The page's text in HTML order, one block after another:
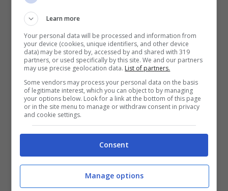
Soldi per i lavoratori licenziati (SulmonaOggi.it)
Qualora un datore di lavoro proceda al
licenziamento senza una valida giusta
causa prima della scadenza naturale del
termine contrattuale stabilito, si espone al
rischio di dover risarcire il lavoratore.
risarcimento corrisponde all’ammontare
delle retribuzioni che sarebbero dovute al
Learn more
Your personal data will be processed and information from
your device (cookies, unique identifiers, and other device
data) may be stored by, accessed by and shared with 319
partners, or used specifically by this site. We and our partners
may use precise geolocation data. List of partners.
Some vendors may process your personal data on the basis
of legitimate interest, which you can object to by managing
your options below. Look for a link at the bottom of this page
or in the site menu to manage or withdraw consent in privacy
and cookie settings.
Consent
Manage options